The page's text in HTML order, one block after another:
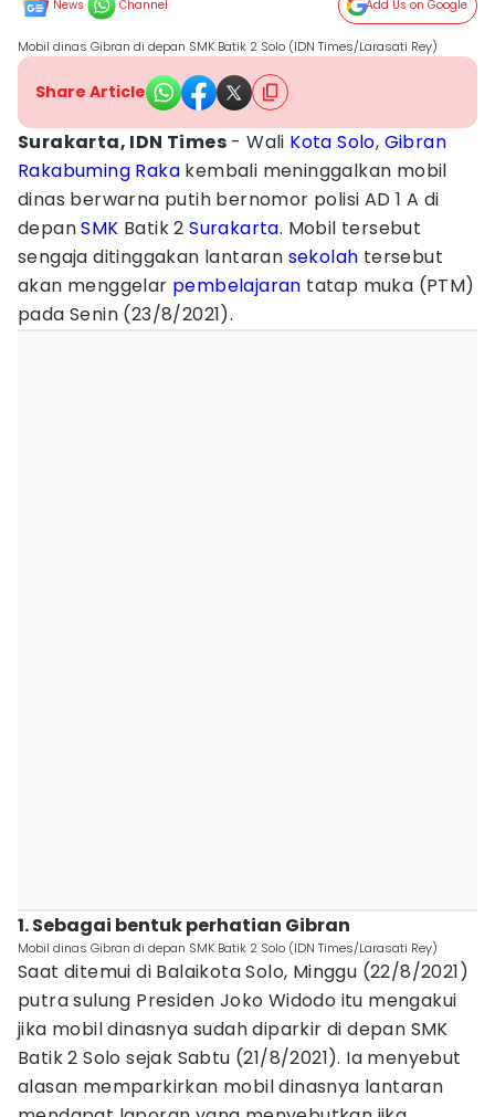
News Channel Add Us on Google
Mobil dinas Gibran di depan SMK Batik 2 Solo (IDN Times/Larasati Rey)
Share Article
Surakarta, IDN Times - Wali Kota Solo, Gibran
Rakabuming Raka kembali meninggalkan mobil
dinas berwarna putih bernomor polisi AD 1 A di
depanSMK Batik 2Surakarta. Mobil tersebut
sengaja ditinggakan lantaran sekolah tersebut
akan menggelar pembelajaran tatap muka (PTM)
pada Senin (23/8/2021).
1. Sebagai bentuk perhatian Gibran
Mobil dinas Gibran di depan SMK Batik 2 Solo (IDN Times/Larasati Rey)
Saat ditemui di Balaikota Solo, Minggu (22/8/2021)
putra sulung Presiden Joko Widodo itu mengakui
jika mobil dinasnya sudah diparkir di depan SMK
Batik 2 Solo sejak Sabtu (21/8/2021). Ia menyebut
alasan memparkirkan mobil dinasnya lantaran